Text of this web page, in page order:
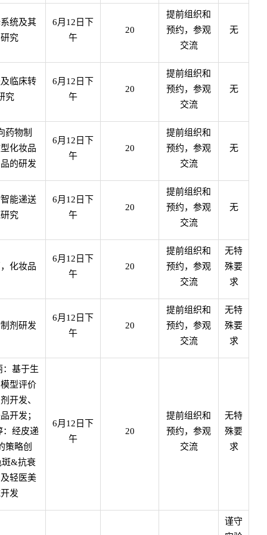
统及其
究
6月 12 日下
午
20
提前组织和
预约，参观
交流
无
临床转
究
6月 12 日下
午
20
提前组织和
预约，参观
交流
无
药物制
化妆品
的研发
6月 12 日下
午
20
提前组织和
预约，参观
交流
无
能递送
究
6月 12 日下
午
20
提前组织和
预约，参观
交流
无
化妆品
6月 12 日下
午
20
提前组织和
预约，参观
交流
无特
殊要
求
剂研发
6月 12 日下
午
20
提前组织和
预约，参观
交流
无特
殊要
求
：基于生
型评价
开发、
开发；
：经皮递
策略创
&抗衰
轻医美
发
6月 12 日下
午
20
提前组织和
预约，参观
交流
无特
殊要
求
谨守